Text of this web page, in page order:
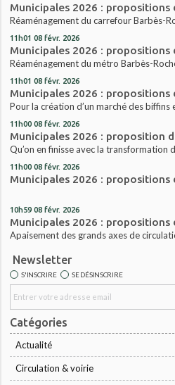
Municipales 2026 : propositions
Réaménagement du carrefour Barbès-
11h01 08 févr. 2026
Municipales 2026 : propositions
Réaménagement du métro Barbès-
11h01 08 févr. 2026
Municipales 2026 : propositions
Pour la création d’un marché des biffins
11h00 08 févr. 2026
Municipales 2026 : proposition
Qu’on en finisse avec la transformation
11h00 08 févr. 2026
Municipales 2026 : propositions
10h59 08 févr. 2026
Municipales 2026 : propositions
Apaisement des grands axes de
Newsletter
S'INSCRIRE SE DÉSINSCRIRE
Catégories
Actualité
Circulation & voirie